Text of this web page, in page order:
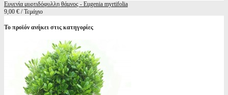
Ευγενία μυρτιδόφυλλη θάμνος - Eugenia myrtifolia
9,00 € / Τεμάχιο
Το προϊόν ανήκει στις κατηγορίες